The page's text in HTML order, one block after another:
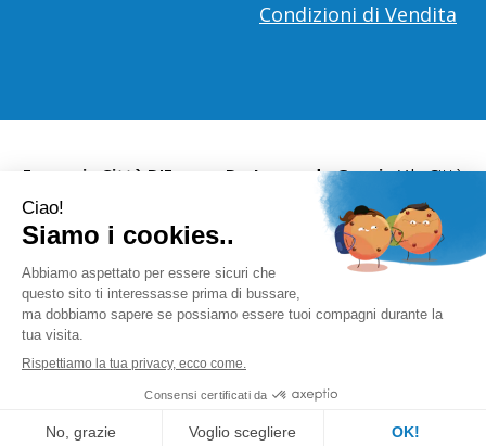
Condizioni di Vendita
Farmacia Città D'Europa Dr. Leonardo Gaoni- V.le Città
d'Europa, 700 00144 Roma (RM)
info@farmace.it
Tel.: 065290252
| P.Iva: 09281581000 |
Numero R.E.A.: 1176469
Web Design